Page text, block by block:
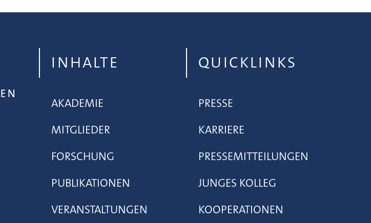
INHALTE
AKADEMIE
MITGLIEDER
FORSCHUNG
PUBLIKATIONEN
VERANSTALTUNGEN
QUICKLINKS
PRESSE
KARRIERE
PRESSEMITTEILUNGEN
JUNGES KOLLEG
KOOPERATIONEN